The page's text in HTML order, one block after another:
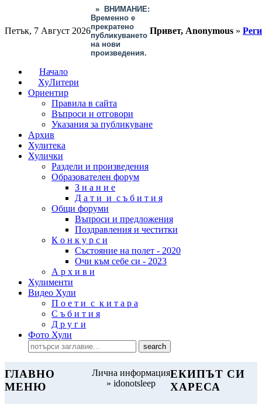
Петък, 7 Август 2026
»
ВНИМАНИЕ:
Временно е
прекратено
публикуването
на нови
произведения.
Привет, Anonymous »
Начало
ХуЛитери
Ориентир
Правила в сайта
Въпроси и отговори
Указания за публикуване
Архив
Хулитека
Хулички
Раздели и произведения
Образователен форум
З н а н и е
Д а т и и с ъ б и т и я
Общи форуми
Въпроси и предложения
Поздравления и честитки
К о н к у р с и
Състояние на полет - 2020
Очи към себе си - 2023
А р х и в и
Хулименти
Видео Хули
П о е т и с к и т а р а
С ъ б и т и я
Д р у г и
Фото Хули
ГЛАВНО
МЕНЮ
Лична информация
» idonotsleep
ЕКИПЪТ СИ
ХАРЕСА